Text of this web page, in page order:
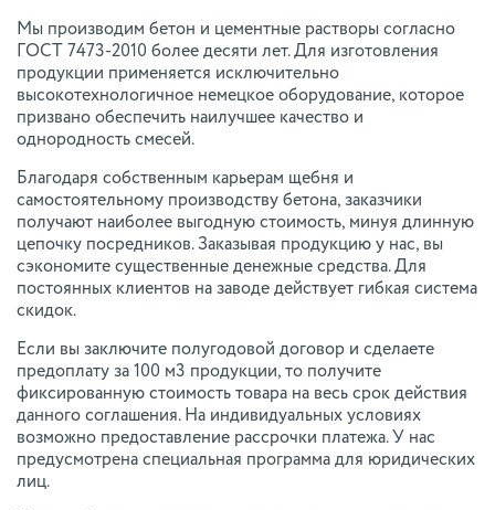
Мы производим бетон и цементные растворы согласно
ГОСТ 7473-2010 более десяти лет. Для изготовления
продукции применяется исключительно
высокотехнологичное немецкое оборудование, которое
призвано обеспечить наилучшее качество и
однородность смесей.
Благодаря собственным карьерам щебня и
самостоятельному производству бетона, заказчики
получают наиболее выгодную стоимость, минуя длинную
цепочку посредников. Заказывая продукцию у нас, вы
сэкономите существенные денежные средства. Для
постоянных клиентов на заводе действует гибкая система
скидок.
Если вы заключите полугодовой договор и сделаете
предоплату за 100 м3 продукции, то получите
фиксированную стоимость товара на весь срок действия
данного соглашения. На индивидуальных условиях
возможно предоставление рассрочки платежа. У нас
предусмотрена специальная программа для юридических
лиц.